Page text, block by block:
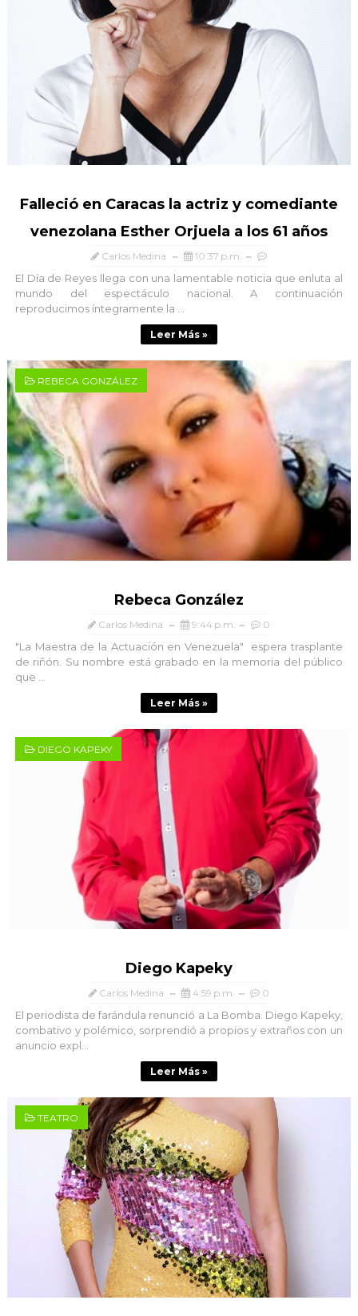
Falleció en Caracas la actriz y comediante
venezolana Esther Orjuela a los 61 años
Carlos Medina 10:37 p.m.
El Día de Reyes llega con una lamentable noticia que enluta al
mundo del espectáculo nacional. A continuación
reproducimos íntegramente la ...
Leer Más »
REBECA GONZÁLEZ
Rebeca González
Carlos Medina 9:44 p.m. 0
"La Maestra de la Actuación en Venezuela" espera trasplante
de riñón. Su nombre está grabado en la memoria del público
que ...
Leer Más »
DIEGO KAPEKY
Diego Kapeky
Carlos Medina 4:59 p.m. 0
El periodista de farándula renunció a La Bomba. Diego Kapeky,
combativo y polémico, sorprendió a propios y extraños con un
anuncio expl...
Leer Más »
TEATRO